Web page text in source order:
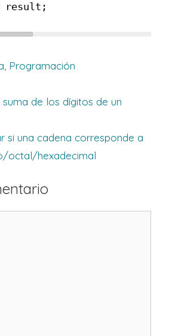
result ;
, Programación
suma de los dígitos de un
si una cadena corresponde a
octal/hexadecimal